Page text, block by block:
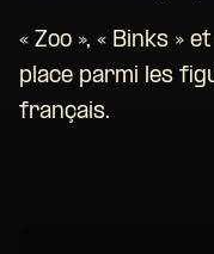
« Zoo », « Binks »
place parmi les
français.